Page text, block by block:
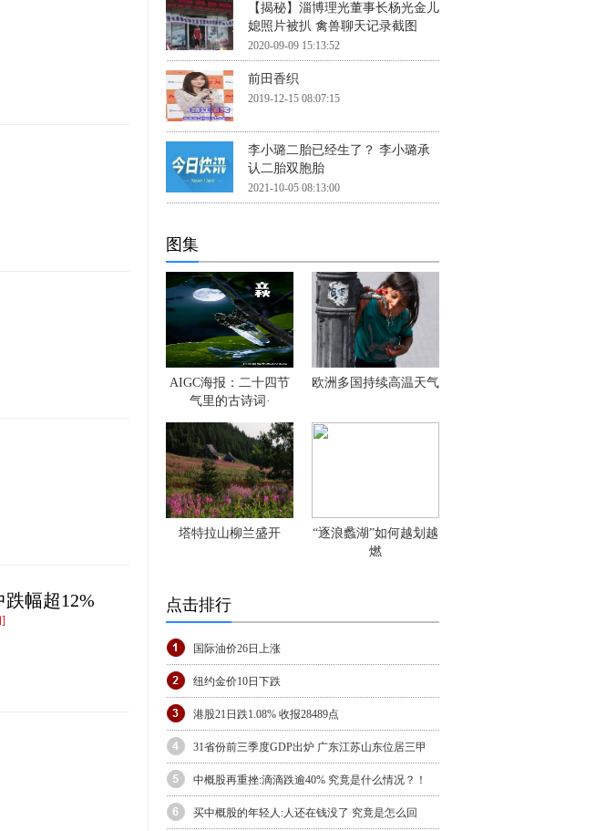
幅超12%
【揭秘】淄博理光董事长杨光金儿
媳照片被扒 禽兽聊天记录截图
2020-09-09 15:13:52
前田香织
2019-12-15 08:07:15
李小璐二胎已经生了？ 李小璐承
认二胎双胞胎
2021-10-05 08:13:00
图集
AIGC海报：二十四节
气里的古诗词·
欧洲多国持续高温天气
塔特拉山柳兰盛开
“逐浪蠡湖”如何越划越
燃
点击排行
国际油价26日上涨
纽约金价10日下跌
港股21日跌1.08% 收报28489点
31省份前三季度GDP出炉 广东江苏山东位居三甲
中概股再重挫:滴滴跌逾40% 究竟是什么情况？！
买中概股的年轻人:人还在钱没了 究竟是怎么回